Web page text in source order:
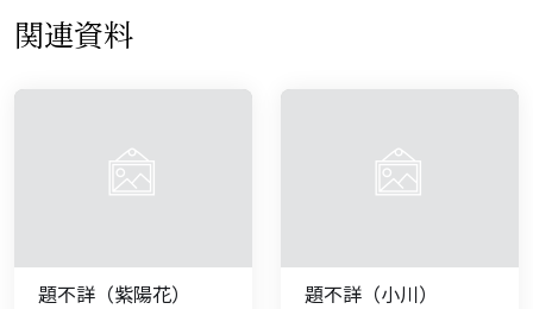
関連資料
題不詳（紫陽花） 題不詳（小川）